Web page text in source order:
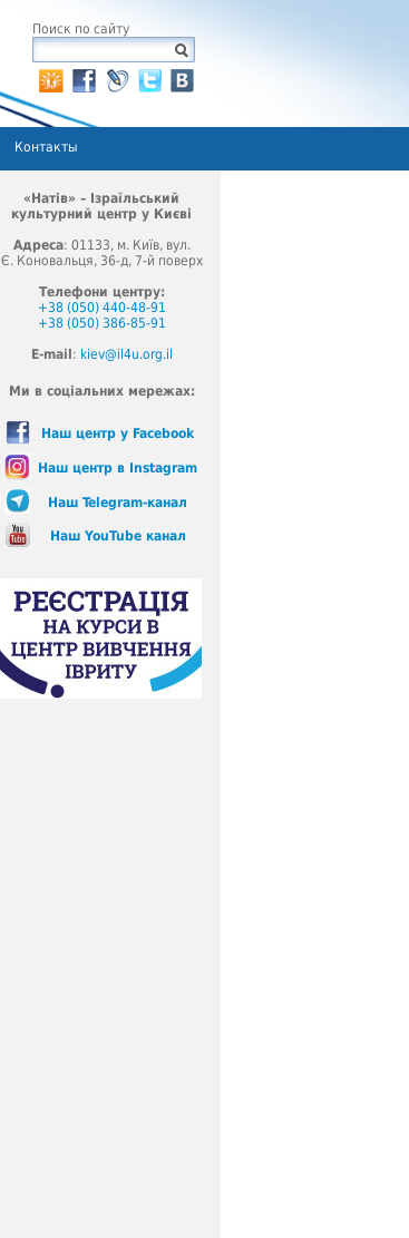
Поиск по сайту
Контакты
«Натів» – Ізраїльський
культурний центр у Києві
Адреса: 01133, м. Київ, вул.
Є. Коновальця, 36-д, 7-й поверх
Телефони центру:
+38 (050) 440-48-91
+38 (050) 386-85-91
E-mail : kiev@il4u.org.il
Ми в соціальних мережах:
Наш центр у Facebook
Наш центр в Instagram
Наш Telegram-канал
Наш YouTube канал